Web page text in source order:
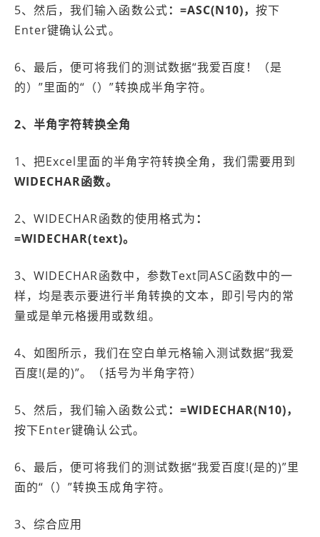
5、然后，我们输入函数公式：=ASC(N10)，按下
Enter键确认公式。
6、最后，便可将我们的测试数据“我爱百度！（是
的）”里面的“（）”转换成半角字符。
2、半角字符转换全角
1、把Excel里面的半角字符转换全角，我们需要用到
WIDECHAR函数。
2、WIDECHAR函数的使用格式为 ：
=WIDECHAR(text)。
3、WIDECHAR函数中，参数Text同ASC函数中的一
样，均是表示要进行半角转换的文本，即引号内的常
量或是单元格援用或数组。
4、如图所示，我们在空白单元格输入测试数据“我爱
百度!(是的)”。（括号为半角字符）
5、然后，我们输入函数公式：=WIDECHAR(N10)，
按下Enter键确认公式。
6、最后，便可将我们的测试数据“我爱百度!(是的)”里
面的“（）”转换玉成角字符。
3、综合应用